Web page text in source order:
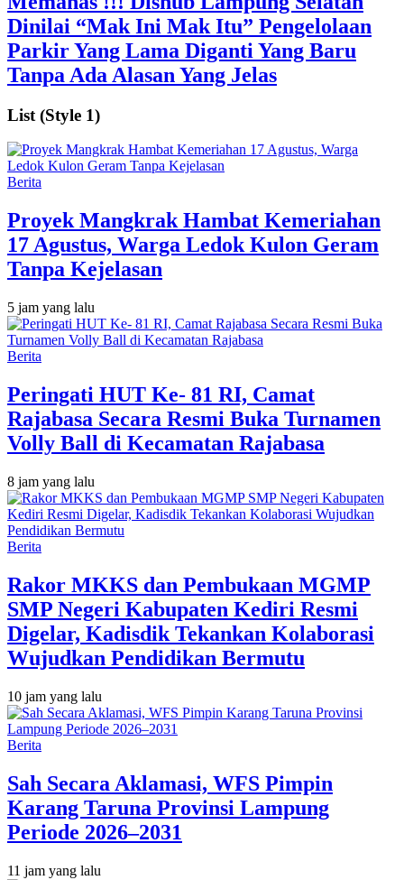
Dinilai “Mak Ini Mak Itu” Pengelolaan
Parkir Yang Lama Diganti Yang Baru
Tanpa Ada Alasan Yang Jelas
List (Style 1)
Berita
‎Proyek Mangkrak Hambat Kemeriahan
17 Agustus, Warga Ledok Kulon Geram
Tanpa Kejelasan
5 jam yang lalu
Berita
Peringati HUT Ke- 81 RI, Camat
Rajabasa Secara Resmi Buka Turnamen
Volly Ball di Kecamatan Rajabasa
8 jam yang lalu
Berita
Rakor MKKS dan Pembukaan MGMP
SMP Negeri Kabupaten Kediri Resmi
Digelar, Kadisdik Tekankan Kolaborasi
Wujudkan Pendidikan Bermutu
10 jam yang lalu
Berita
Sah Secara Aklamasi, WFS Pimpin
Karang Taruna Provinsi Lampung
Periode 2026–2031
11 jam yang lalu